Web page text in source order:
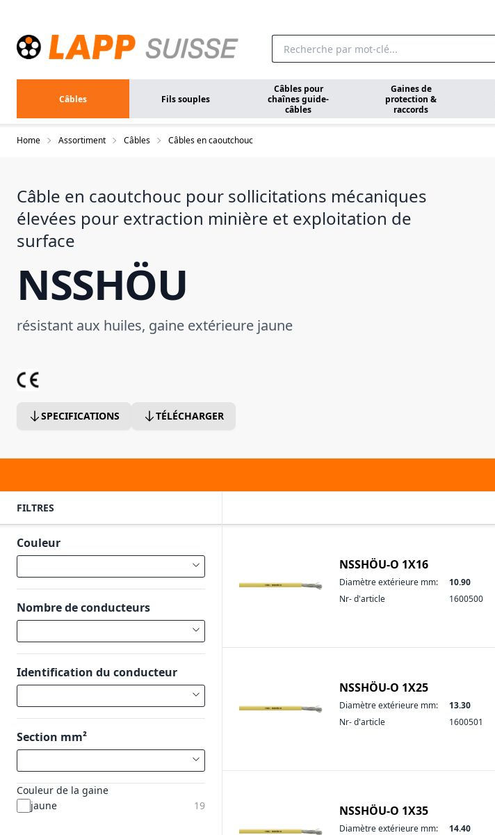
Câbles Fils souples
Câbles pour
chaînes guide-
câbles
Gaines de
protection &
raccords
Home Assortiment Câbles Câbles en caoutchouc
Câble en caoutchouc pour sollicitations mécaniques
élevées pour extraction minière et exploitation de
surface
NSSHÖU
résistant aux huiles, gaine extérieure jaune
SPECIFICATIONS TÉLÉCHARGER
NSSHÖU-O 1X16
Diamètre extérieure mm:
10.90
Nr- d'article
1600500
NSSHÖU-O 1X25
Diamètre extérieure mm:
13.30
Nr- d'article
1600501
NSSHÖU-O 1X35
Diamètre extérieure mm:
14.40
FILTRES
Couleur
Nombre de conducteurs
Identification du conducteur
Section mm²
Couleur de la gaine
jaune
19